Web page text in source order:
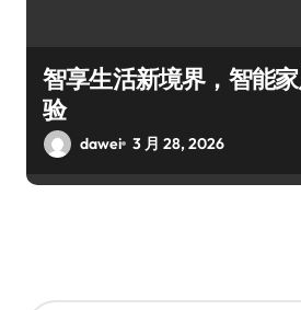
智享生活新境界，智能
验
dawei 3 月 28, 2026